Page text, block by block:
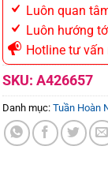
Luôn quan
Luôn hướng
Hotline tư vấn
SKU: A426657
Danh mục: Tuần Hoàn